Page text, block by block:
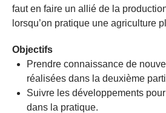
faut en faire un allié de la
lorsqu’on pratique une agriculture
Objectifs
Prendre connaissance de
réalisées dans la deuxième
Suivre les développements
dans la pratique.